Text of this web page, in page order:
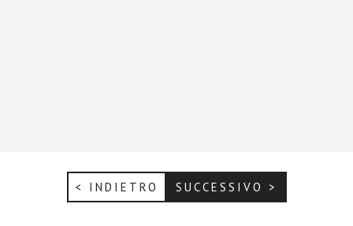
< INDIETRO SUCCESSIVO >